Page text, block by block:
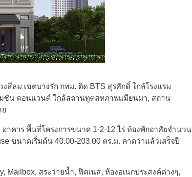
สีลม เขตบางรัก กทม. ติด BTS สุรศักดิ์ ใกล้โรงแรม
มชัน คอนแวนต์ ใกล้สถานทูตสหภาพเเมียนมา, สถาน
าคาร พื้นที่โครงการขนาด 1-2-12 ไร่ ห้องพักอาศัยจำนวน
ขนาดเริ่มต้น 40.00-203.00 ตร.ม. คาดว่าแล้วเสร็จปี
สระว่ายน้ำ, ฟิตเนส, ห้องอเนกประสงค์ต่างๆ,